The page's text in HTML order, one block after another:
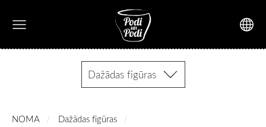
Dažādas figūras
NOMA
Dažādas figūras